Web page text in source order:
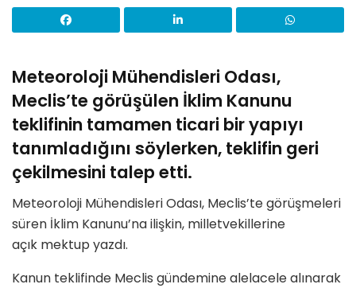
Meteoroloji Mühendisleri Odası,
Meclis’te görüşülen İklim Kanunu
teklifinin tamamen ticari bir yapıyı
tanımladığını söylerken, teklifin geri
çekilmesini talep etti.
Meteoroloji Mühendisleri Odası, Meclis’te görüşmeleri
süren İklim Kanunu’na ilişkin, milletvekillerine
açık mektup yazdı.
Kanun teklifinde Meclis gündemine alelacele alınarak